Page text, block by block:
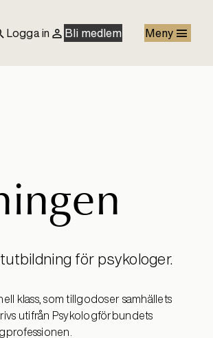
Logga in Bli medlem Meny
för psykologer.
klass, som tillgodoser samhällets
utifrån Psykologförbundets